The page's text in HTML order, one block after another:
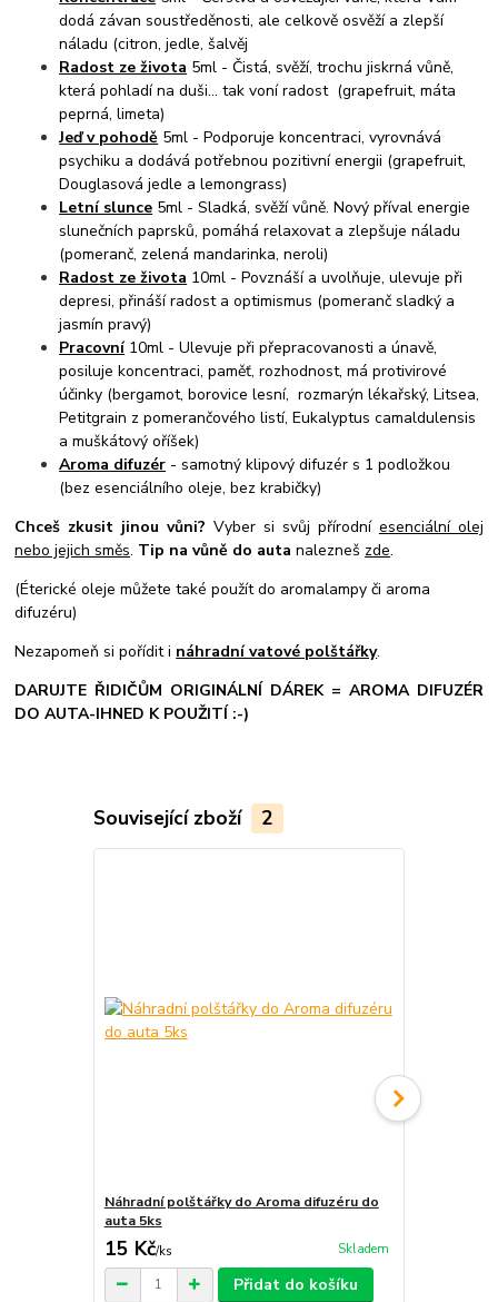
dodá závan soustředěnosti, ale celkově osvěží a zlepší
náladu (citron, jedle, šalvěj
Radost ze života 5ml - Čistá, svěží, trochu jiskrná vůně,
která pohladí na duši... tak voní radost (grapefruit, máta
peprná, limeta)
Jeď v pohodě 5ml - Podporuje koncentraci, vyrovnává
psychiku a dodává potřebnou pozitivní energii (grapefruit,
Douglasová jedle a lemongrass)
Letní slunce 5ml - Sladká, svěží vůně. Nový příval energie
slunečních paprsků, pomáhá relaxovat a zlepšuje náladu
(pomeranč, zelená mandarinka, neroli)
Radost ze života 10ml - Povznáší a uvolňuje, ulevuje při
depresi, přináší radost a optimismus (pomeranč sladký a
jasmín pravý)
Pracovní10ml - Ulevuje při přepracovanosti a únavě,
posiluje koncentraci, paměť, rozhodnost, má protivirové
účinky (bergamot, borovice lesní, rozmarýn lékařský, Litsea,
Petitgrain z pomerančového listí, Eukalyptus camaldulensis
a muškátový oříšek)
Aroma difuzér - samotný klipový difuzér s 1 podložkou
(bez esenciálního oleje, bez krabičky)
Chceš zkusit jinou vůni? Vyber si svůj přírodní esenciální olej
nebo jejich směs. Tip na vůně do autanalezneš zde.
(Éterické oleje můžete také použít do aromalampy či aroma
difuzéru)
Nezapomeň si pořídit i náhradní vatové polštářky.
DARUJTE ŘIDIČŮM ORIGINÁLNÍ DÁREK = AROMA DIFUZÉR
DO AUTA-IHNED K POUŽITÍ :-)
Související zboží 2
Náhradní polštářky do Aroma difuzéru do
auta 5ks
15 Kč/ks Skladem
Přidat do košíku